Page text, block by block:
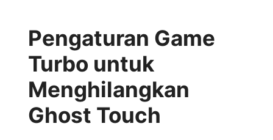
Pengaturan Game
Turbo untuk
Menghilangkan
Ghost Touch